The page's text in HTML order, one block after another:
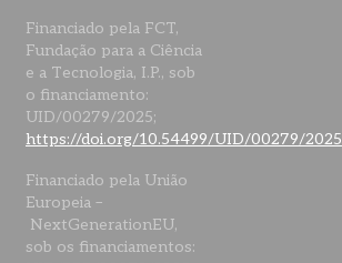
Financiado pela FCT,
Fundação para a Ciência
e a Tecnologia, I.P., sob
o financiamento:
UID/00279/2025;
https://doi.org/10.54499/UID/00279/2025
Financiado pela União
Europeia –
NextGenerationEU,
sob os financiamentos: